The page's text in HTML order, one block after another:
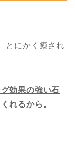
とにかく癒され
効果の強い石
れるから。